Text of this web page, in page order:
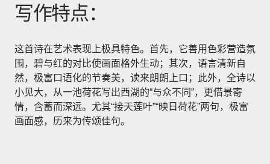
写作特点：
这首诗在艺术表现上极具特色。首先，它善用色彩营造氛
围，碧与红的对比使画面格外生动；其次，语言清新自
然，极富口语化的节奏美，读来朗朗上口；此外，全诗以
小见大，从一池荷花写出西湖的“与众不同”，更借景寄
情，含蓄而深远。尤其“接天莲叶”“映日荷花”两句，极富
画面感，历来为传颂佳句。